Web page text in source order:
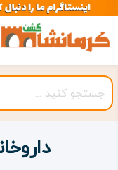
صفحه
اصلی
کرمانشاه
شهرستان